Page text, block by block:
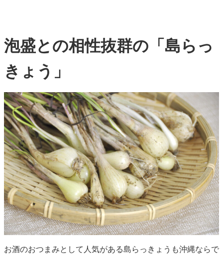
泡盛との相性抜群の「島らっ
きょう」
お酒のおつまみとして人気がある島らっきょうも沖縄ならで